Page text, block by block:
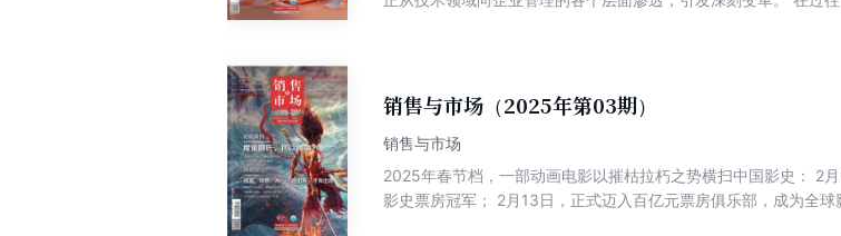
中国科技型企业全球化、创新转型与发展的可鉴之道。
等待被变革的浪潮吞没？还是主动出击，利用DeepSeek 提升竞
找到新的发展方向和管理逻辑。
销售与市场（2025年第03期）
销售与市场
2025年春节档，一部动画电影以摧枯拉朽之势横扫中国影史： 2
影史票房冠军； 2月13日，正式迈入百亿元票房俱乐部，成为全